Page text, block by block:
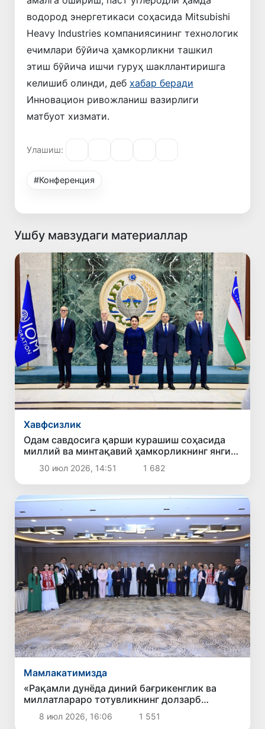
водород энергетикаси соҳасида Mitsubishi
Heavy Industries компаниясининг технологик
ечимлари бўйича ҳамкорликни ташкил
этиш бўйича ишчи гуруҳ шакллантиришга
келишиб олинди, деб хабар беради
Инновацион ривожланиш вазирлиги
матбуот хизмати.
Улашиш:
#Конференция
Ушбу мавзудаги материаллар
Хавфсизлик
Одам савдосига қарши курашиш соҳасида
миллий ва минтақавий ҳамкорликнинг янги
устувор йўналишлари белгилаб олинди
30 июл 2026, 14:51 1 682
Мамлакатимизда
«Рақамли дунёда диний бағрикенглик ва
миллатлараро тотувликнинг долзарб
масалалари» мавзусидаги халқаро илмий-
амалий конференция бўлиб ўтди
8 июл 2026, 16:06 1 551